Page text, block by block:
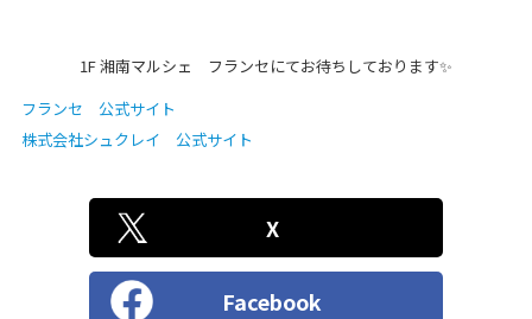
1F 湘南マルシェ フランセにてお待ちしております✨
フランセ 公式サイト
株式会社シュクレイ 公式サイト
X
Facebook